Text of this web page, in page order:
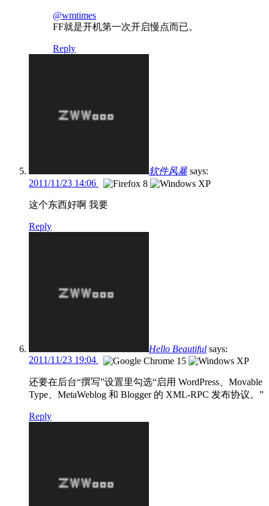
@wmtimes
FF就是开机第一次开启慢点而已。
Reply
软件风暴 says:
2011/11/23 14:06
这个东西好啊 我要
Reply
Hello Beautiful says:
2011/11/23 19:04
还要在后台“撰写”设置里勾选“启用 WordPress、Movable
Type、MetaWeblog 和 Blogger 的 XML-RPC 发布协议。”
Reply